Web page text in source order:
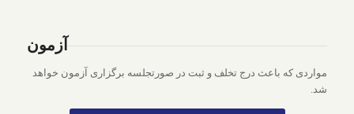
آزمون
مواردی که باعث درج تخلف و ثبت در صورتجلسه برگزاری آزمون خواهد
شد.